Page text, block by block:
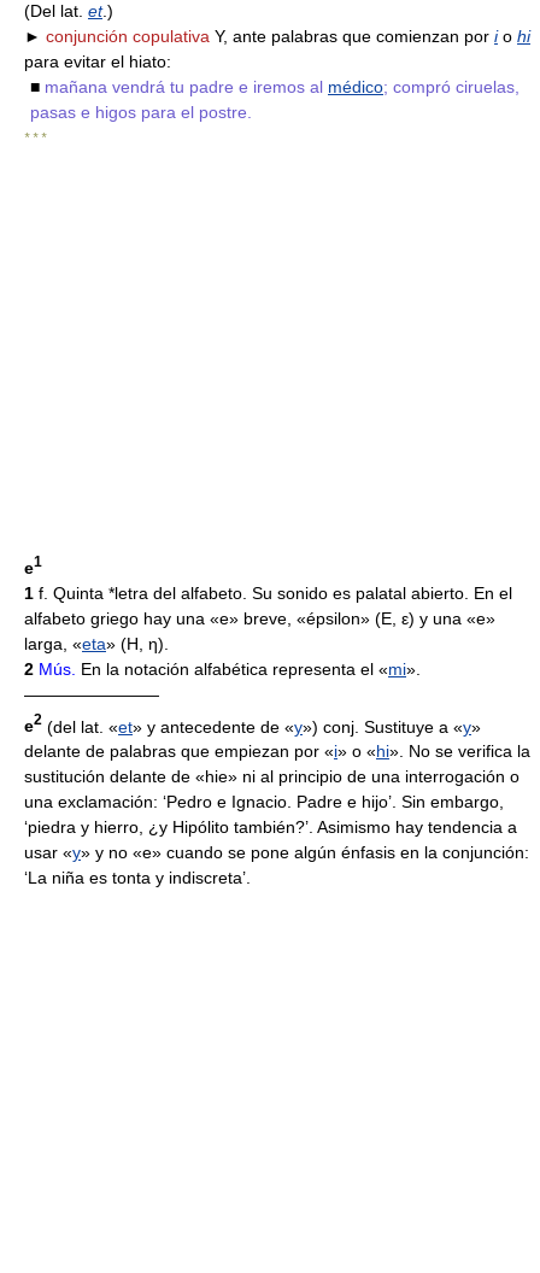
(Del lat. et.)
► conjunción copulativa Y, ante palabras que comienzan por io hi
para evitar el hiato:
■ mañana vendrá tu padre e iremos al médico; compró ciruelas,
pasas e higos para el postre.
* * *
e1
1 f. Quinta *letra del alfabeto. Su sonido es palatal abierto. En el
alfabeto griego hay una «e» breve, «épsilon» (Ε, ε) y una «e»
larga, «eta» (Η, η).
2 Mús. En la notación alfabética representa el «mi».
————————
e2 (del lat. «et» y antecedente de «y») conj. Sustituye a «y»
delante de palabras que empiezan por «i» o «hi». No se verifica la
sustitución delante de «hie» ni al principio de una interrogación o
una exclamación: ‘Pedro e Ignacio. Padre e hijo’. Sin embargo,
‘piedra y hierro, ¿y Hipólito también?’. Asimismo hay tendencia a
usar «y» y no «e» cuando se pone algún énfasis en la conjunción:
‘La niña es tonta y indiscreta’.